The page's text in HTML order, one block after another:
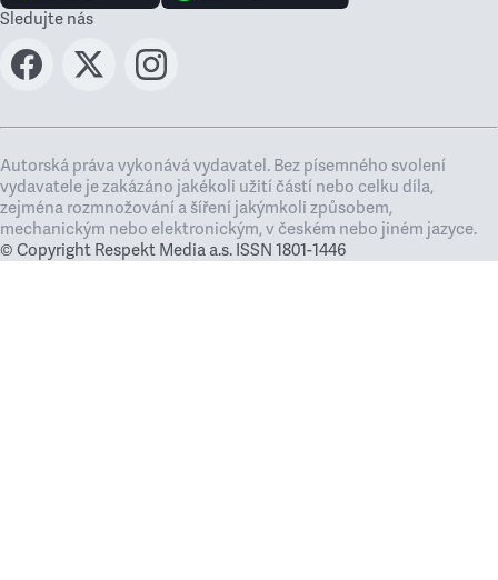
Sledujte nás
Autorská práva vykonává vydavatel. Bez písemného svolení
vydavatele je zakázáno jakékoli užití částí nebo celku díla,
zejména rozmnožování a šíření jakýmkoli způsobem,
mechanickým nebo elektronickým, v českém nebo jiném jazyce.
© Copyright Respekt Media a.s. ISSN 1801-1446